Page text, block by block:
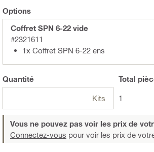
Options
Coffret SPN 6-22 vide
#2321611
1x Coffret SPN 6-22 ens
Quantité
Kits
Total
1
Vous ne pouvez pas voir les prix de
Connectez-vous pour voir les prix de